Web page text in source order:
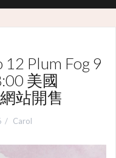
Plum Fog 9
美國
站開售
Carol